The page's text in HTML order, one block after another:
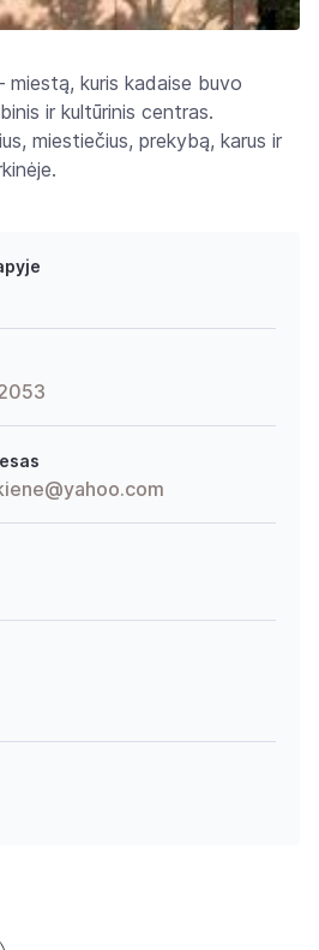
miestą, kuris kadaise buvo
ir kultūrinis centras.
miestiečius, prekybą, karus ir